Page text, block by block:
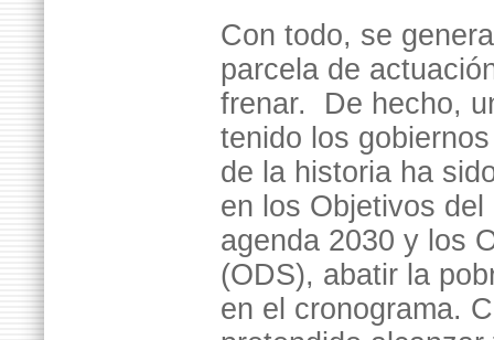
Con todo, se
parcela de
frenar. De hecho,
tenido los
de la historia ha
en los Objetivos
agenda 2030 y los
(ODS), abatir la
en el cronograma.